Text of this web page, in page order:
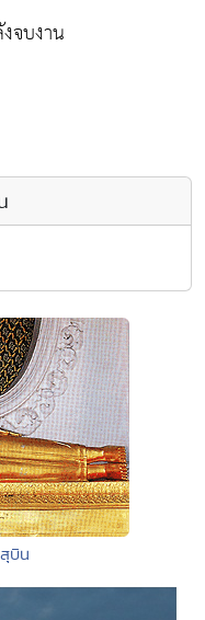
จบงาน
บิน